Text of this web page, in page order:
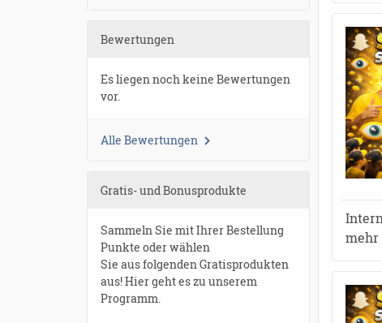
mehr
Bewertungen
Es liegen noch keine Bewertungen
vor.
Alle Bewertungen
Gratis- und Bonusprodukte
Sammeln Sie mit Ihrer Bestellung
Punkte oder wählen
Sie aus folgenden Gratisprodukten
aus! Hier geht es zu unserem
Programm.